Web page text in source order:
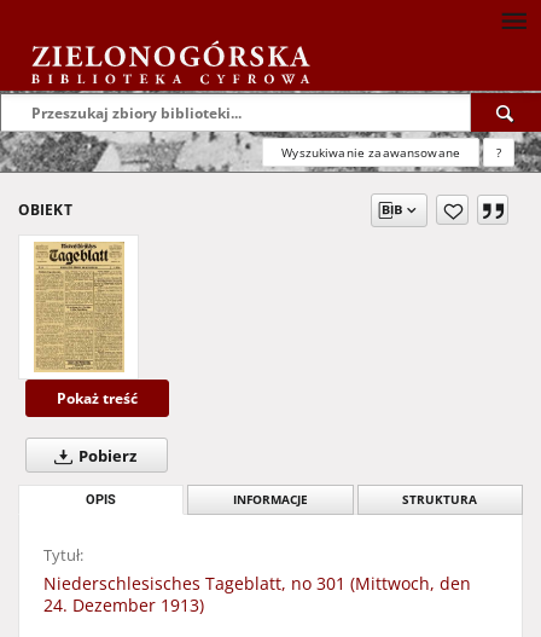
Wyszukiwanie zaawansowane ?
OBIEKT
Pokaż treść
Pobierz
OPIS INFORMACJE STRUKTURA
Tytuł:
Niederschlesisches Tageblatt, no 301 (Mittwoch, den
24. Dezember 1913)